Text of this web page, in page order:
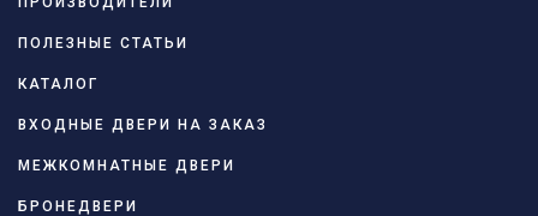
ПОЛЕЗНЫЕ СТАТЬИ
КАТАЛОГ
ВХОДНЫЕ ДВЕРИ НА ЗАКАЗ
МЕЖКОМНАТНЫЕ ДВЕРИ
БРОНЕДВЕРИ